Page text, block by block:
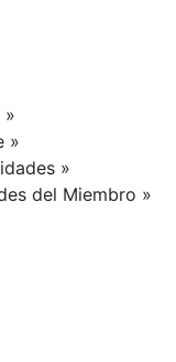
»
»
»
del Miembro »